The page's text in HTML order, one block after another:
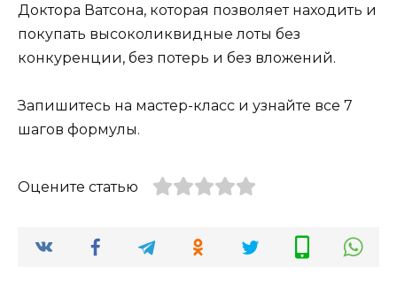
Доктора Ватсона, которая позволяет находить и
покупать высоколиквидные лоты без
конкуренции, без потерь и без вложений.
Запишитесь на мастер-класс и узнайте все 7
шагов формулы.
Оцените статью